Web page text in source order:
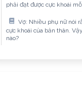
phải đạt được cực khoái
Vợ: Nhiều phụ nữ nói
cực khoái của bản thân.
nào?